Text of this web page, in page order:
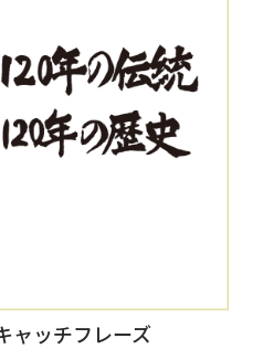
ャッチフレーズ